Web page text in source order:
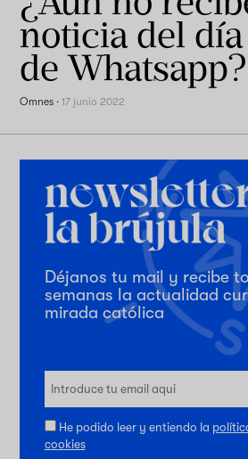
noticia del
de Whatsapp?
Omnes ·17 junio 2022
Déjanos tu mail y recibe
semanas la actualidad
mirada católica
He podido leer y entiendo la
cookies